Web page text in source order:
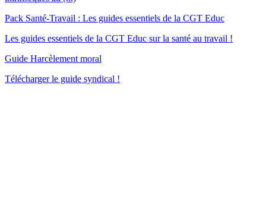
Pack Santé-Travail : Les guides essentiels de la CGT Educ
Les guides essentiels de la CGT Educ sur la santé au travail !
Guide Harcèlement moral
Télécharger le guide syndical !